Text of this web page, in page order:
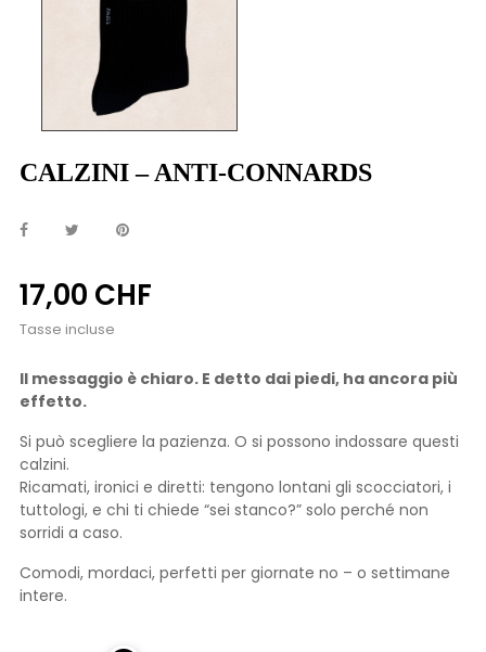
CALZINI – ANTI-CONNARDS
17,00 CHF
Tasse incluse
Il messaggio è chiaro. E detto dai piedi, ha ancora più
effetto.
Si può scegliere la pazienza. O si possono indossare questi
calzini.
Ricamati, ironici e diretti: tengono lontani gli scocciatori, i
tuttologi, e chi ti chiede “sei stanco?” solo perché non
sorridi a caso.
Comodi, mordaci, perfetti per giornate no – o settimane
intere.